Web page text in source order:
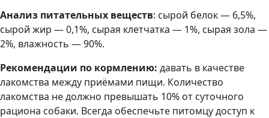
Анализ питательных веществ: сырой белок — 6,5%,
сырой жир — 0,1%, сырая клетчатка — 1%, сырая зола —
2%, влажность — 90%.
Рекомендации по кормлению: давать в качестве
лакомства между приёмами пищи. Количество
лакомства не должно превышать 10% от суточного
рациона собаки. Всегда обеспечьте питомцу доступ к